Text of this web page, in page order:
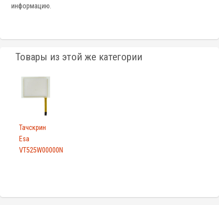
информацию.
Товары из этой же категории
Тачскрин
Esa
VT525W00000N